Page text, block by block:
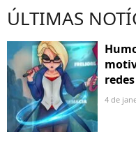
ÚLTIMAS
4 de